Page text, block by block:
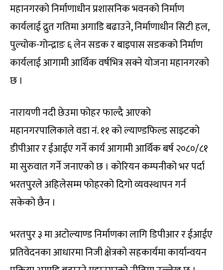
महानगरको निर्माणाधीन प्रशासनिक भवनको निर्माण
कार्यलाई द्रुत गतिमा अगाडि बढाउने, निर्माणाधीन सिटी हल,
पुल्चोक-गोन्द्राङ ६ लेन सडक र बाइपास सडकको निर्माण
कार्यलाई आगामी आर्थिक वर्षभित्र सक्ने योजना महानगरको
छ ।
नारायणी नदी छेउमा फोहर फाल्दै आएको
महानगरपालिकाले वडा नं. ११ को ल्याण्डफिल्ड साइटको
डीपीआर र ईआईए गर्ने कार्य आगामी आर्थिक बर्ष २०८०/८१
मा सुरुवात गर्ने जनाएको छ । कोरियन कम्पनीको भर पर्दा
भरतपुरले अहिलेसम्म फोहरको दिगो व्यवस्थापन गर्न
सकेको छैन ।
भरतपुर ३ मा अटोल्याण्ड निर्माणका लागि डिपीआर र ईआईए
प्रतिवेदनका आधारमा निजी क्षेत्रको सहकार्यमा कार्यान्वयन